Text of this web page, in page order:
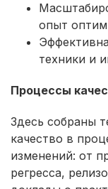
опыт
техники и
Процессы
Здесь собраны
качество в
изменений: от
регресса,